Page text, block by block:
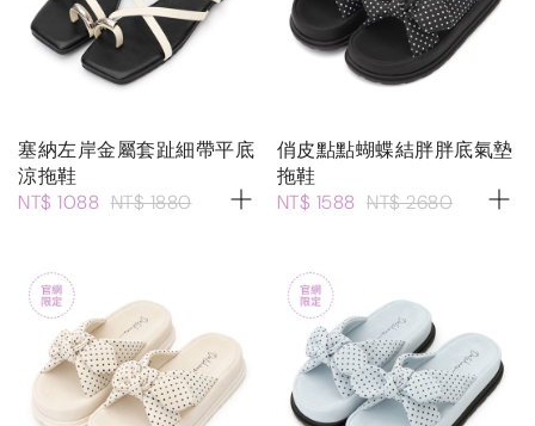
塞納左岸金屬套趾細帶平底
涼拖鞋
NT$ 1088 NT$ 1880
俏皮點點蝴蝶結胖胖底氣墊
拖鞋
NT$ 1588 NT$ 2680